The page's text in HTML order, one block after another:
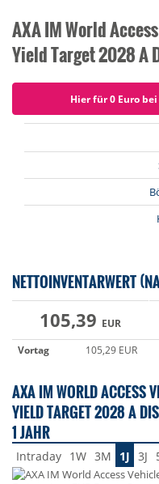
AXA IM World
Yield Target 2028 A
Hier für 0 Euro bei
NETTOINVENTARWERT
105,39 EUR
Vortag
105,29 EUR
AXA IM WORLD ACCESS
YIELD TARGET 2028 A
1 JAHR
Intraday 1W 3M 1J 3J